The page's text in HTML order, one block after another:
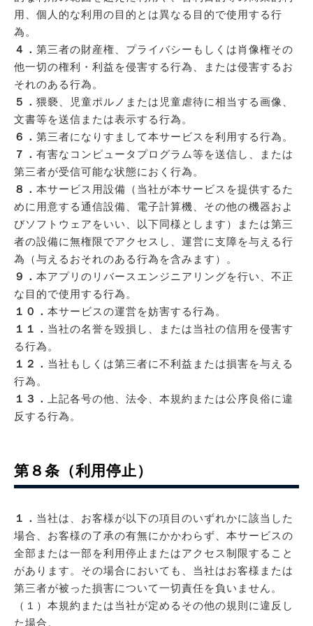
用、個人的な利用の目的とは異なる目的で使用する行
為。
４． 第三者の財産権、プライバシーもしくは肖像権その
他一切の権利・利益を侵害する行為、または侵害するお
それのある行為。
５． 猥褻、児童ポルノまたは児童虐待に相当する画像、
文書等を送信または表示する行為。
６． 第三者になりすまして本サービスを利用する行為。
７． 有害なコンピュータプログラム等を送信し、または
第三者が受信可能な状態におく行為。
８． 本サービス用設備（当社が本サービスを提供するた
めに用意する通信設備、電子計算機、その他の機器およ
びソフトウェアをいい、以下同様とします）または第三
者の設備に無権限でアクセスし、運営に支障を与える行
為（与えるおそれのある行為を含みます）。
９． 本アプリのリバースエンジニアリングを行い、不正
な目的で使用する行為。
１０． 本サービスの運営を妨害する行為。
１１． 当社の名誉を毀損し、または当社の信用を侵害す
る行為。
１２． 当社もしくは第三者に不利益または損害を与える
行為。
１３．
上記各号の他、法令、本規約または公序良俗に違
反する行為。
第８条（利用停止）
１． 当社は、お客様が以下の項目のいずれかに該当した
場合、お客様の了承の有無にかかわらず、本サービスの
全部または一部を利用停止またはアクセス制限すること
があります。その場合においても、当社はお客様または
第三者が被った損害について一切責任を負いません。
（１）本規約または当社が定めるその他の規則に違反し
た場合。